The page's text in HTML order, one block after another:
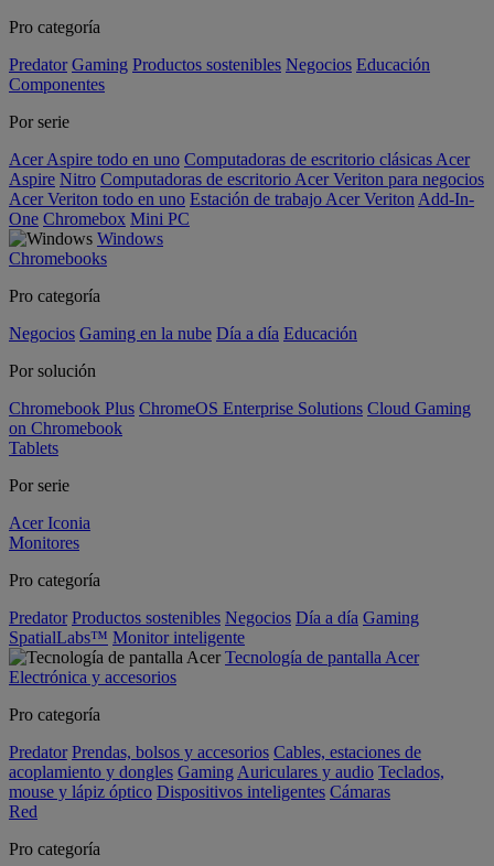
Pro categoría
Predator Gaming Productos sostenibles Negocios Educación
Componentes
Por serie
Acer Aspire todo en uno Computadoras de escritorio clásicas Acer
Aspire Nitro Computadoras de escritorio Acer Veriton para negocios
Acer Veriton todo en uno Estación de trabajo Acer Veriton Add-In-
One Chromebox Mini PC
Windows
Chromebooks
Pro categoría
Negocios Gaming en la nube Día a día Educación
Por solución
Chromebook Plus ChromeOS Enterprise Solutions Cloud Gaming
on Chromebook
Tablets
Por serie
Acer Iconia
Monitores
Pro categoría
Predator Productos sostenibles Negocios Día a día Gaming
SpatialLabs™ Monitor inteligente
Tecnología de pantalla Acer
Electrónica y accesorios
Pro categoría
Predator Prendas, bolsos y accesorios Cables, estaciones de
acoplamiento y dongles Gaming Auriculares y audio Teclados,
mouse y lápiz óptico Dispositivos inteligentes Cámaras
Red
Pro categoría